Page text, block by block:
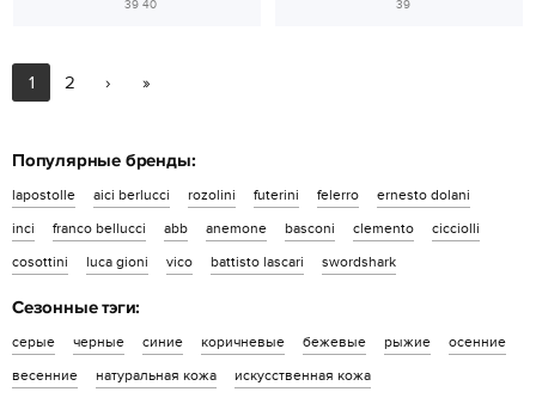
39 40 39
1 2 › »
Популярные бренды:
lapostolle aici berlucci rozolini futerini felerro
ernesto dolani
inci
franco bellucci abb anemone basconi clemento
cicciolli
cosottini
luca gioni vico battisto lascari swordshark
Сезонные тэги:
серые черные синие коричневые бежевые рыжие
осенние
весенние
натуральная кожа искусственная кожа